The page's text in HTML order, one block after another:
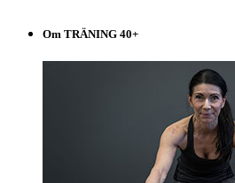
Om TRÄNING 40+